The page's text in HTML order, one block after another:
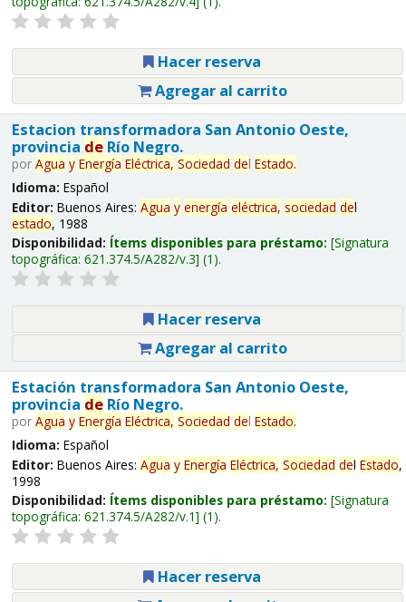
Hacer reserva
Agregar al carrito
Estacion transformadora San Antonio Oeste,
provincia deRío Negro.
por Agua y Energía Eléctrica, Sociedad del Estado.
Idioma: Español
Editor: Buenos Aires: Agua y energía eléctrica, sociedad del
estado, 1988
Disponibilidad: Ítems disponibles para préstamo: Signatura
topográfica: 621.374.5/A282/v.3 (1).
Hacer reserva
Agregar al carrito
Estación transformadora San Antonio Oeste,
provincia deRío Negro.
por Agua y Energía Eléctrica, Sociedad del Estado.
Idioma: Español
Editor: Buenos Aires: Agua y Energía Eléctrica, Sociedad del Estado,
1998
Disponibilidad: Ítems disponibles para préstamo: Signatura
topográfica: 621.374.5/A282/v.1 (1).
Hacer reserva